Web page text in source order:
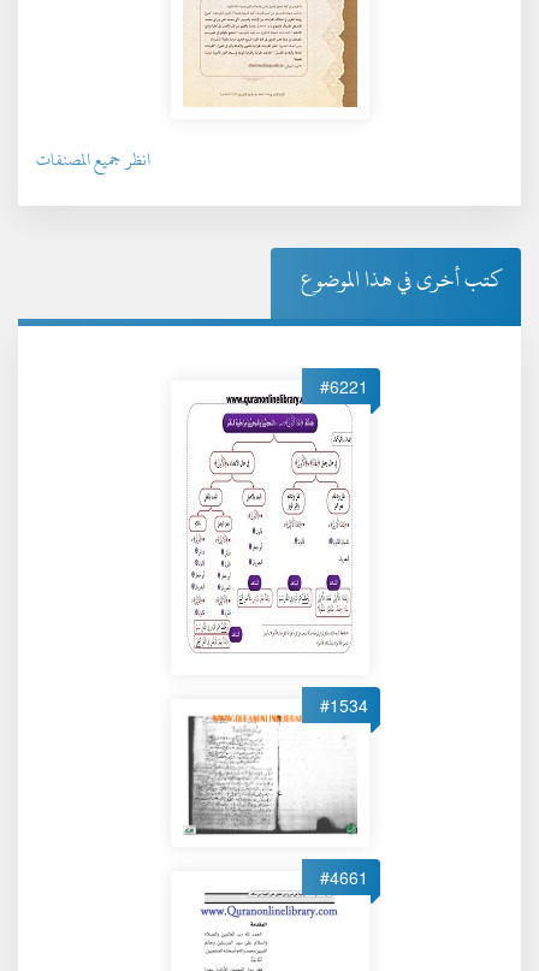
انظر جميع المصنفات
كتب أخرى في هذا الموضوع
#6221
#1534
#4661